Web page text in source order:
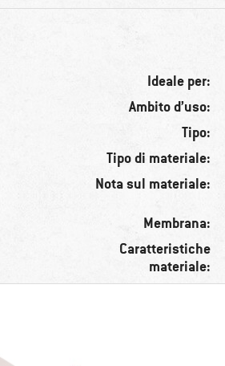
Ideale per:
Ambito d’uso:
Tipo:
Tipo di materiale:
Nota sul materiale:
Membrana:
Caratteristiche
materiale: